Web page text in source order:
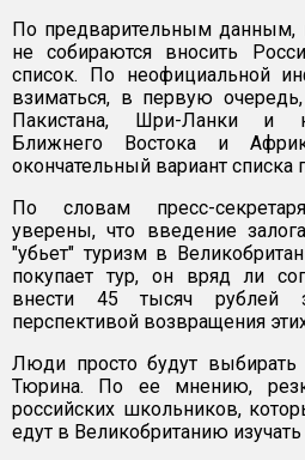
По предварительным данным,
не собираются вносить
список. По неофициальной
взиматься, в первую
Пакистана, Шри-Ланки и
Ближнего Востока и
окончательный вариант списка
По словам пресс-
уверены, что введение
"убьет" туризм в
покупает тур, он вряд ли
внести 45 тысяч рублей
перспективой возвращения
Люди просто будут выбирать
Тюрина. По ее мнению,
российских школьников,
едут в Великобританию